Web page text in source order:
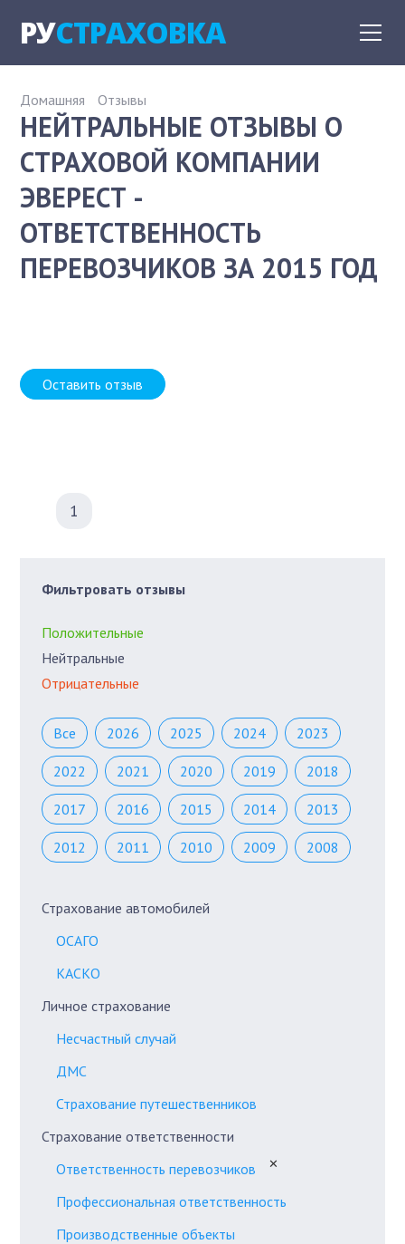
РУСТРАХОВКА
Домашняя Отзывы
НЕЙТРАЛЬНЫЕ ОТЗЫВЫ О
СТРАХОВОЙ КОМПАНИИ
ЭВЕРЕСТ -
ОТВЕТСТВЕННОСТЬ
ПЕРЕВОЗЧИКОВ ЗА 2015 ГОД
Оставить отзыв
1
Фильтровать отзывы
Положительные
Нейтральные
Отрицательные
Все 2026 2025 2024 2023
2022 2021 2020 2019 2018
2017 2016 2015 2014 2013
2012 2011 2010 2009 2008
Страхование автомобилей
ОСАГО
КАСКО
Личное страхование
Несчастный случай
ДМС
Страхование путешественников
Страхование ответственности
Ответственность перевозчиков
✕
Профессиональная ответственность
Производственные объекты